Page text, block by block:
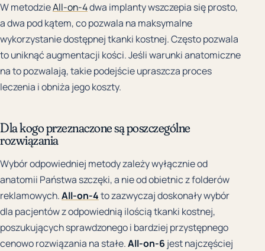
W metodzieAll-on-4dwa implanty wszczepia się prosto,
a dwa pod kątem, co pozwala na maksymalne
wykorzystanie dostępnej tkanki kostnej. Często pozwala
to uniknąć augmentacji kości. Jeśli warunki anatomiczne
na to pozwalają, takie podejście upraszcza proces
leczenia i obniża jego koszty.
Dla kogo przeznaczone są poszczególne
rozwiązania
Wybór odpowiedniej metody zależy wyłącznie od
anatomii Państwa szczęki, a nie od obietnic z folderów
reklamowych.All-on-4to zazwyczaj doskonały wybór
dla pacjentów z odpowiednią ilością tkanki kostnej,
poszukujących sprawdzonego i bardziej przystępnego
cenowo rozwiązania na stałe.All-on-6 jest najczęściej